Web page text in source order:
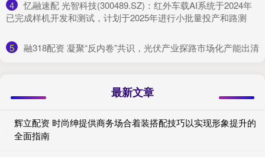
4
​忆融速配 光智科技(300489.SZ)：红外车载AI系统于2024年
已完成样机开发和测试，计划于2025年进行小批量投产和路测
5 ​融318配资 凝聚“反内卷”共识，光伏产业探路市场化产能出清
最新文章
辉立配资 时尚绅提供商务场合着装搭配技巧以实现形象提升的
全面指南